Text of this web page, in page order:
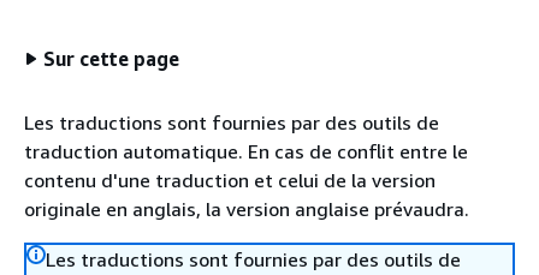
Sur cette page
Les traductions sont fournies par des outils de
traduction automatique. En cas de conflit entre le
contenu d'une traduction et celui de la version
originale en anglais, la version anglaise prévaudra.
Les traductions sont fournies par des outils de